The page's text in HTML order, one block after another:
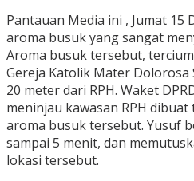
Pantauan Media ini , Jumat 15
aroma busuk yang sangat
Aroma busuk tersebut,
Gereja Katolik Mater
20 meter dari RPH. Waket
meninjau kawasan RPH
aroma busuk tersebut. Yusuf
sampai 5 menit, dan
lokasi tersebut.